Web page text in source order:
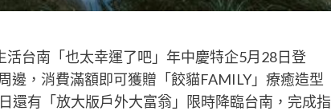
活台南「也太幸運了吧」年中慶特企5月28日登
邊，消費滿額即可獲贈「餃貓FAMILY」療癒造型
還有「放大版戶外大富翁」限時降臨台南，完成指